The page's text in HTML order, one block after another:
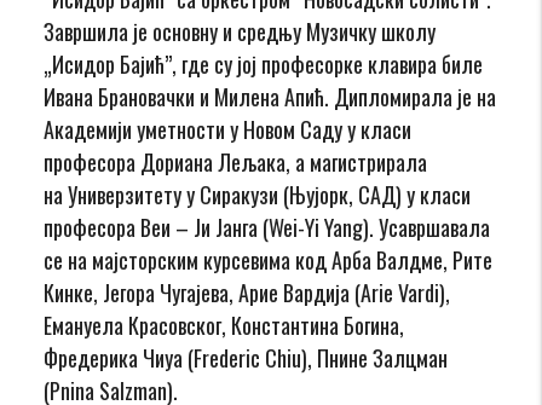
Завршила је основну и средњу Музичку школу
„Исидор Бајић”, где су јој професорке клавира биле
Ивана Брановачки и Милена Апић. Дипломирала је на
Академији уметности у Новом Саду у класи
професора Дориана Лељака, а магистрирала
на Универзитету у Сиракузи (Њујорк, САД) у класи
професора Веи – Ји Јанга (Wei-Yi Yang). Усавршавала
се на мајсторским курсевима код Арба Валдме, Рите
Кинке, Јегора Чугајева, Арие Вардија (Arie Vardi),
Емануела Красовског, Константина Богина,
Фредерика Чиуа (Frederic Chiu), Пнине Залцман
(Pnina Salzman).